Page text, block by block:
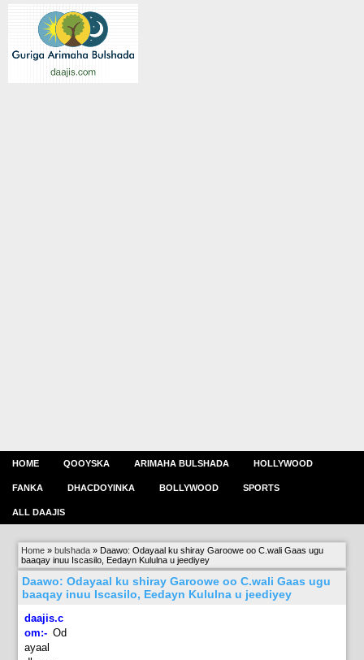
HOME QOOYSKA ARIMAHA BULSHADA HOLLYWOOD
FANKA DHACDOYINKA BOLLYWOOD SPORTS
ALL DAAJIS
Home » bulshada » Daawo: Odayaal ku shiray Garoowe oo C.wali Gaas ugu
baaqay inuu Iscasilo, Eedayn Kululna u jeediyey
Daawo: Odayaal ku shiray Garoowe oo C.wali Gaas ugu
baaqay inuu Iscasilo, Eedayn Kululna u jeediyey
daajis.c
om:- Od
ayaal